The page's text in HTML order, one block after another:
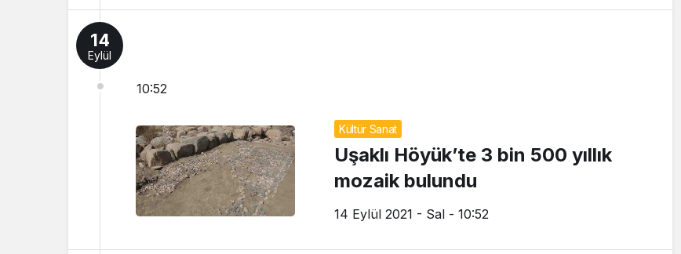
14
Eylül
10:52
Kültür Sanat
Uşaklı Höyük’te 3 bin 500 yıllık
mozaik bulundu
14 Eylül 2021 - Sal - 10:52